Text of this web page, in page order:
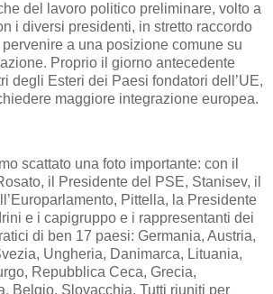
del lavoro politico preliminare, volto a
i diversi presidenti, in stretto raccordo
a una posizione comune su
Proprio il giorno antecedente
degli Esteri dei Paesi fondatori dell’UE,
maggiore integrazione europea.
scattato una foto importante: con il
il Presidente del PSE, Stanisev, il
Pittella, la Presidente
e i capigruppo e i rappresentanti dei
di ben 17 paesi: Germania, Austria,
Ungheria, Danimarca, Lituania,
Repubblica Ceca, Grecia,
Belgio, Slovacchia. Tutti riuniti per